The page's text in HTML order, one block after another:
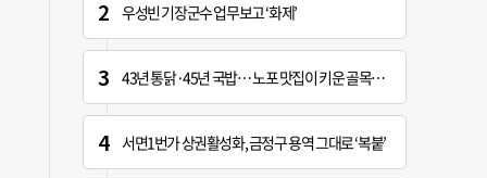
우성빈 기장군수 업무보고 ‘화제’
43년 통닭·45년 국밥… 노포 맛집이 키운 골목시장 [골목시장, 다시 장날]
서면1번가 상권활성화, 금정구 용역 그대로 ‘복붙’